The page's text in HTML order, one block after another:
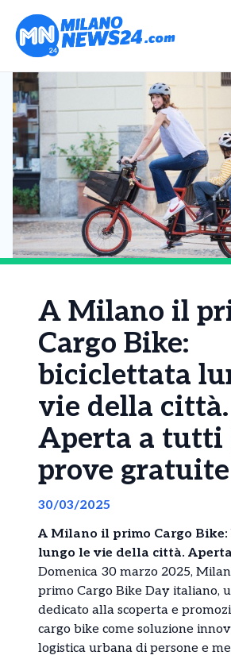
A Milano il
Cargo Bike:
biciclettata
vie della città.
Aperta a tutti
prove
30/03/2025
A Milano il primo Cargo
lungo le vie della città.
Domenica 30 marzo 2025,
primo Cargo Bike Day italiano,
dedicato alla scoperta e
cargo bike come soluzione
logistica urbana di persone e